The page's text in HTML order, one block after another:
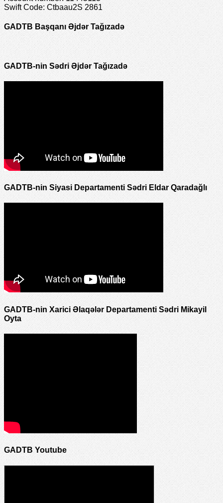
Swift Code: Ctbaau2S 2861
GADTB Başqanı Əjdər Tağızadə
GADTB-nin Sədri Əjdər Tağızadə
GADTB-nin Siyasi Departamenti Sədri Eldar Qaradağlı
GADTB-nin Xarici Əlaqələr Departamenti Sədri Mikayil
Oyta
GADTB Youtube